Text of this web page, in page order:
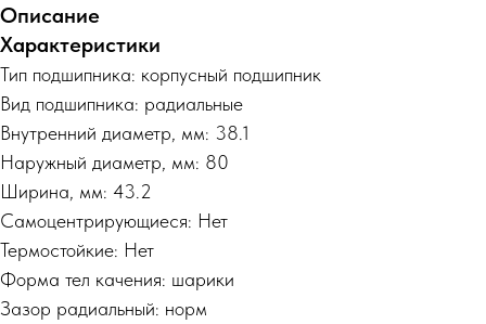
Описание
Характеристики
Тип подшипника: корпусный подшипник
Вид подшипника: радиальные
Внутренний диаметр, мм: 38.1
Наружный диаметр, мм: 80
Ширина, мм: 43.2
Самоцентрирующиеся: Нет
Термостойкие: Нет
Форма тел качения: шарики
Зазор радиальный: норм